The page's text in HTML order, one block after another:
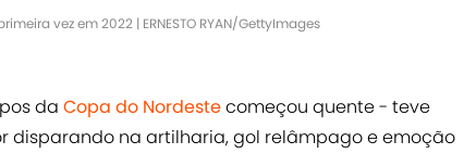
vez em 2022 | ERNESTO RYAN/GettyImages
da Copa do Nordestecomeçou quente - teve
disparando na artilharia, gol relâmpago e emoção